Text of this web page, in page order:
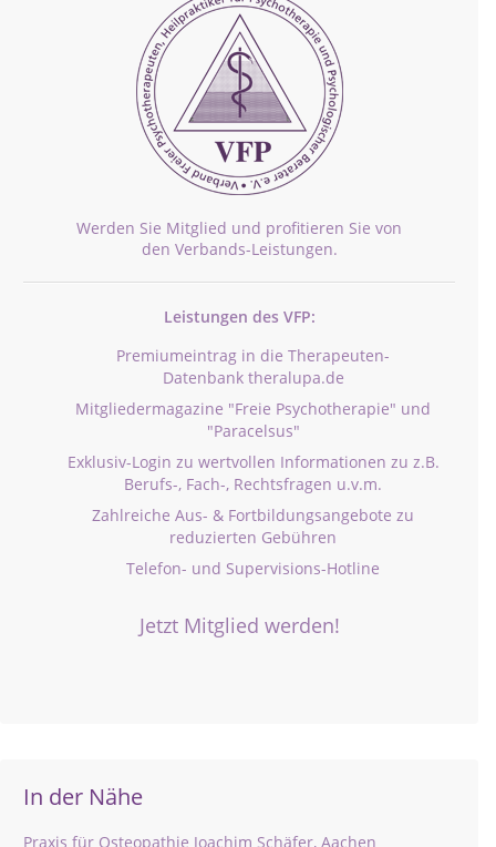
Werden Sie Mitglied und profitieren Sie von
den Verbands-Leistungen.
Leistungen des VFP:
Premiumeintrag in die Therapeuten-
Datenbank theralupa.de
Mitgliedermagazine "Freie Psychotherapie" und
"Paracelsus"
Exklusiv-Login zu wertvollen Informationen zu z.B.
Berufs-, Fach-, Rechtsfragen u.v.m.
Zahlreiche Aus- & Fortbildungsangebote zu
reduzierten Gebühren
Telefon- und Supervisions-Hotline
Jetzt Mitglied werden!
In der Nähe
Praxis für Osteopathie Joachim Schäfer, Aachen